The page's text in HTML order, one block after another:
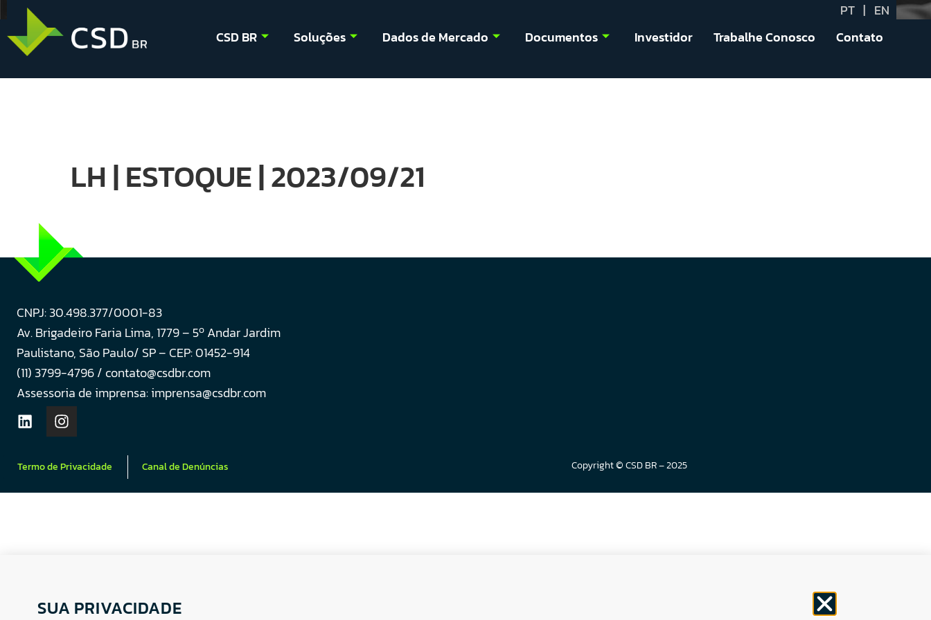
PT | EN
CSD BR
Soluções Dados de Mercado Documentos Investidor Trabalhe Conosco Contato
LH | ESTOQUE | 2023/09/21
CNPJ: 30.498.377/0001-83
Av. Brigadeiro Faria Lima, 1779 – 5o Andar Jardim
Paulistano, São Paulo/ SP – CEP: 01452-914
(11) 3799-4796 / contato@csdbr.com
Assessoria de imprensa: imprensa@csdbr.com
Termo de Privacidade Canal de Denúncias Copyright © CSD BR – 2025
SUA PRIVACIDADE